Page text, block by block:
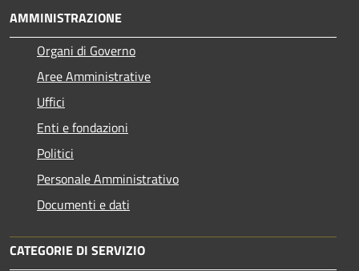
AMMINISTRAZIONE
Organi di Governo
Aree Amministrative
Uffici
Enti e fondazioni
Politici
Personale Amministrativo
Documenti e dati
CATEGORIE DI SERVIZIO